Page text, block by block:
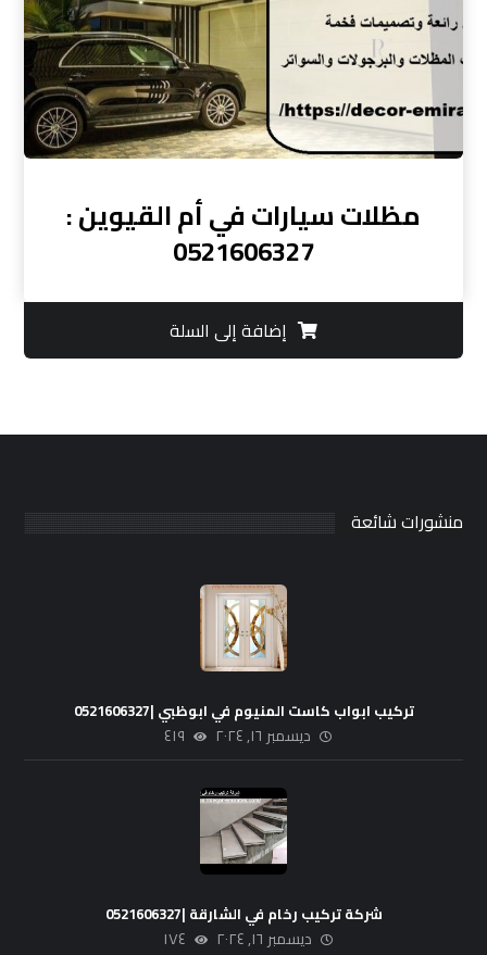
مظلات سيارات في أم القيوين :
0521606327
إضافة إلى السلة
منشورات شائعة
تركيب ابواب كاست المنيوم في ابوظبي |0521606327
ديسمبر ١٦, ٢٠٢٤ ٤١٩
شركة تركيب رخام في الشارقة |0521606327
ديسمبر ١٦, ٢٠٢٤ ١٧٤